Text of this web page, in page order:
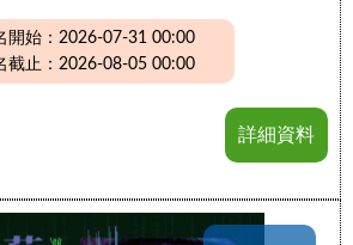
開始：2026-07-31 00:00
截止：2026-08-05 00:00
詳細資料